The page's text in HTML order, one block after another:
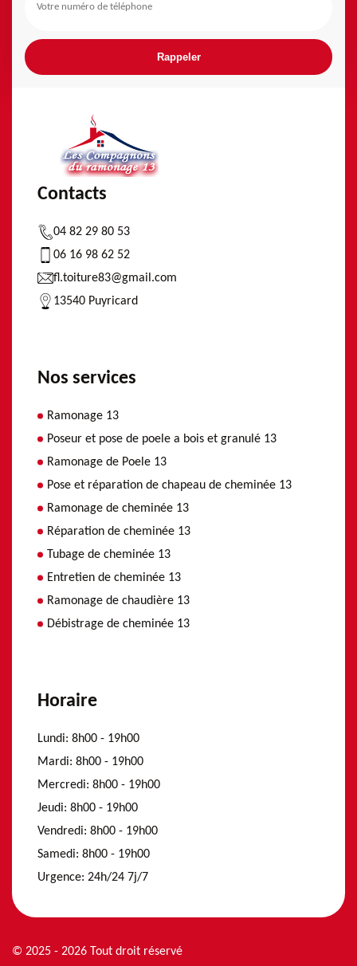
Contacts
04 82 29 80 53
06 16 98 62 52
fl.toiture83@gmail.com
13540 Puyricard
Nos services
Ramonage 13
Poseur et pose de poele a bois et granulé 13
Ramonage de Poele 13
Pose et réparation de chapeau de cheminée 13
Ramonage de cheminée 13
Réparation de cheminée 13
Tubage de cheminée 13
Entretien de cheminée 13
Ramonage de chaudière 13
Débistrage de cheminée 13
Horaire
Lundi: 8h00 - 19h00
Mardi: 8h00 - 19h00
Mercredi: 8h00 - 19h00
Jeudi: 8h00 - 19h00
Vendredi: 8h00 - 19h00
Samedi: 8h00 - 19h00
Urgence: 24h/24 7j/7
© 2025 - 2026 Tout droit réservé